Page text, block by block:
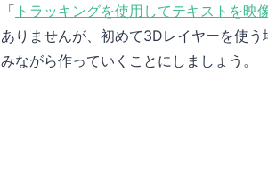
「 トラッキングを使用してテキストを映
ありませんが、初めて3Dレイヤーを使
みながら作っていくことにしましょう。